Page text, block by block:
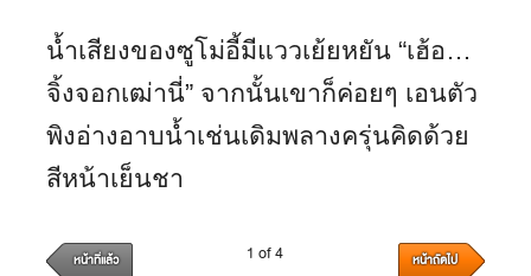
น้ำเสียงของซูโม่อี้มีแววเย้ยหยัน “เฮ้อ…
จิ้งจอกเฒ่านี่” จากนั้นเขาก็ค่อยๆ เอนตัว
พิงอ่างอาบน้ำเช่นเดิมพลางครุ่นคิดด้วย
สีหน้าเย็นชา
หน้าที่แล้ว 1 of 4 หน้าถัดไป